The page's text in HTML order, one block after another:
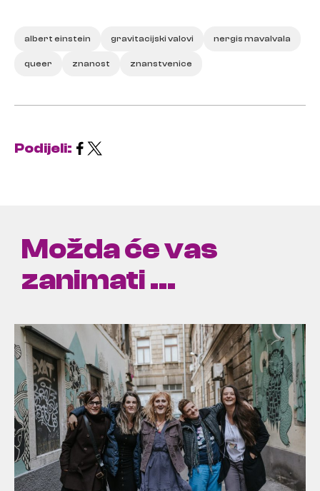
albert einstein gravitacijski valovi nergis mavalvala
queer znanost znanstvenice
Podijeli:
Možda će vas
zanimati ...